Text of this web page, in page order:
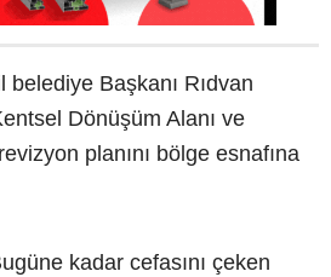
Başkanı Rıdvan
Dönüşüm Alanı ve
planını bölge esnafına
kadar cefasını çeken